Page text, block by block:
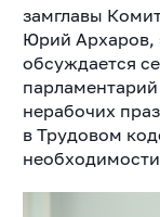
замглавы
Юрий Архаров,
обсуждается
парламентарий
нерабочих
в Трудовом